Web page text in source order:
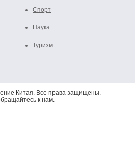
Спорт
Наука
Туризм
Китая. Все права защищены.
к нам.